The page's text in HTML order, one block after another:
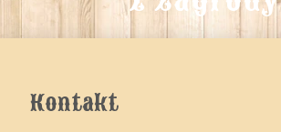
Kontakt